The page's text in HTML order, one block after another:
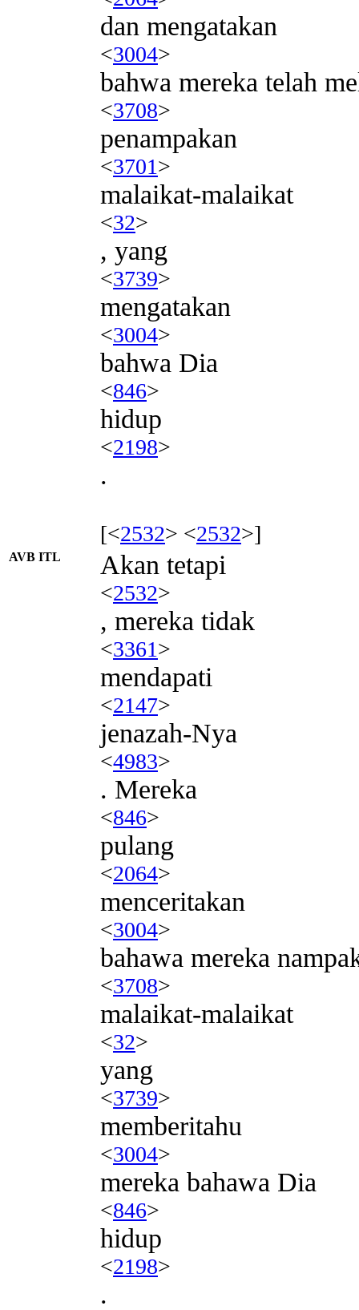
dan mengatakan
<3004>
bahwa mereka telah
<3708>
penampakan
<3701>
malaikat-malaikat
<32>
, yang
<3739>
mengatakan
<3004>
bahwa Dia
<846>
hidup
<2198>
.
[<2532> <2532>]
AVB ITL Akan tetapi
<2532>
, mereka tidak
<3361>
mendapati
<2147>
jenazah-Nya
<4983>
. Mereka
<846>
pulang
<2064>
menceritakan
<3004>
bahawa mereka
<3708>
malaikat-malaikat
<32>
yang
<3739>
memberitahu
<3004>
mereka bahawa Dia
<846>
hidup
<2198>
.